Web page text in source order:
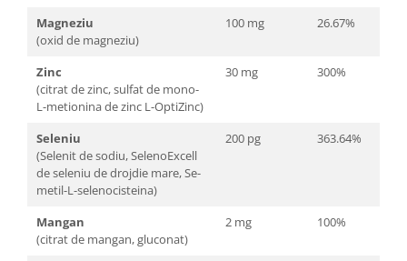
Magneziu
(oxid de magneziu)
100 mg 26.67%
Zinc
(citrat de zinc, sulfat de mono-
L-metionina de zinc L-OptiZinc)
30 mg 300%
Seleniu
(Selenit de sodiu, SelenoExcell
de seleniu de drojdie mare, Se-
metil-L-selenocisteina)
200 pg 363.64%
Mangan
(citrat de mangan, gluconat)
2 mg 100%